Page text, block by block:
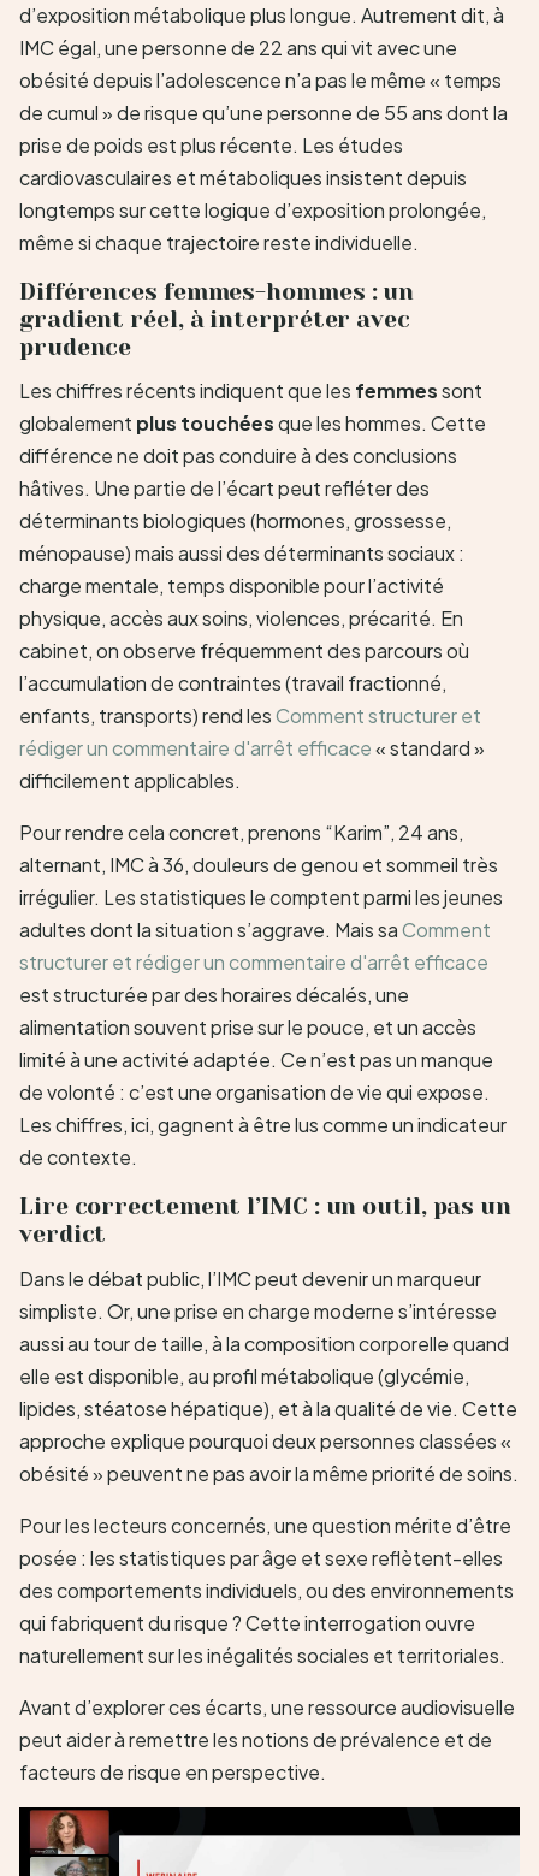
d’exposition métabolique plus longue. Autrement dit, à
IMC égal, une personne de 22 ans qui vit avec une
obésité depuis l’adolescence n’a pas le même « temps
de cumul » de risque qu’une personne de 55 ans dont la
prise de poids est plus récente. Les études
cardiovasculaires et métaboliques insistent depuis
longtemps sur cette logique d’exposition prolongée,
même si chaque trajectoire reste individuelle.
Différences femmes-hommes : un
gradient réel, à interpréter avec
prudence
Les chiffres récents indiquent que les femmessont
globalement plus touchéesque les hommes. Cette
différence ne doit pas conduire à des conclusions
hâtives. Une partie de l’écart peut refléter des
déterminants biologiques (hormones, grossesse,
ménopause) mais aussi des déterminants sociaux :
charge mentale, temps disponible pour l’activité
physique, accès aux soins, violences, précarité. En
cabinet, on observe fréquemment des parcours où
l’accumulation de contraintes (travail fractionné,
enfants, transports) rend lesComment structurer et
rédiger un commentaire d'arrêt efficace« standard »
difficilement applicables.
Pour rendre cela concret, prenons “Karim”, 24 ans,
alternant, IMC à 36, douleurs de genou et sommeil très
irrégulier. Les statistiques le comptent parmi les jeunes
adultes dont la situation s’aggrave. Mais saComment
structurer et rédiger un commentaire d'arrêt efficace
est structurée par des horaires décalés, une
alimentation souvent prise sur le pouce, et un accès
limité à une activité adaptée. Ce n’est pas un manque
de volonté : c’est une organisation de vie qui expose.
Les chiffres, ici, gagnent à être lus comme un indicateur
de contexte.
Lire correctement l’IMC : un outil, pas un
verdict
Dans le débat public, l’IMC peut devenir un marqueur
simpliste. Or, une prise en charge moderne s’intéresse
aussi au tour de taille, à la composition corporelle quand
elle est disponible, au profil métabolique (glycémie,
lipides, stéatose hépatique), et à la qualité de vie. Cette
approche explique pourquoi deux personnes classées «
obésité » peuvent ne pas avoir la même priorité de soins.
Pour les lecteurs concernés, une question mérite d’être
posée : les statistiques par âge et sexe reflètent-elles
des comportements individuels, ou des environnements
qui fabriquent du risque ? Cette interrogation ouvre
naturellement sur les inégalités sociales et territoriales.
Avant d’explorer ces écarts, une ressource audiovisuelle
peut aider à remettre les notions de prévalence et de
facteurs de risque en perspective.